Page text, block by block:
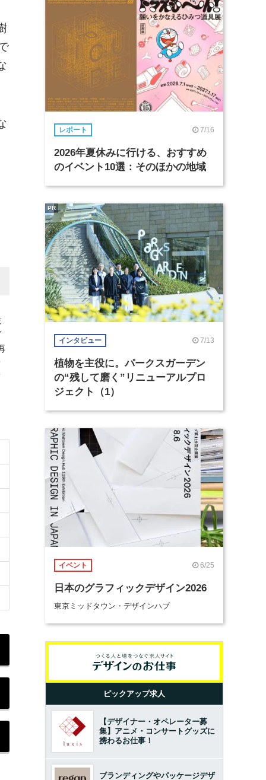
レポート 7/16
2026年夏休みに行ける、おすすめ
のイベント10選：そのほかの地域
インタビュー 7/13
植物を主役に。パークスガーデン
の“残して磨く”リニューアルプロ
ジェクト（1）
PR
イベント 6/25
日本のグラフィックデザイン2026
東京ミッドタウン・デザインハブ
ピックアップ求人
【デザイナー・オペレーター募
集】アニメ・コンサートグッズに
携わるお仕事！
ブランディングやパッケージデザ